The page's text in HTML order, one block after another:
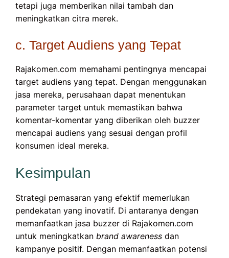
tetapi juga memberikan nilai tambah dan
meningkatkan citra merek.
c. Target Audiens yang Tepat
Rajakomen.com memahami pentingnya mencapai
target audiens yang tepat. Dengan menggunakan
jasa mereka, perusahaan dapat menentukan
parameter target untuk memastikan bahwa
komentar-komentar yang diberikan oleh buzzer
mencapai audiens yang sesuai dengan profil
konsumen ideal mereka.
Kesimpulan
Strategi pemasaran yang efektif memerlukan
pendekatan yang inovatif. Di antaranya dengan
memanfaatkan jasa buzzer di Rajakomen.com
untuk meningkatkan brand awareness dan
kampanye positif. Dengan memanfaatkan potensi